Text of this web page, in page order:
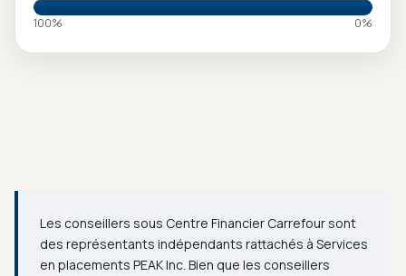
100% 0%
Les conseillers sous Centre Financier Carrefour sont
des représentants indépendants rattachés à Services
en placements PEAK Inc. Bien que les conseillers